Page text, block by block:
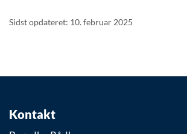
Sidst opdateret: 10. februar 2025
Kontakt